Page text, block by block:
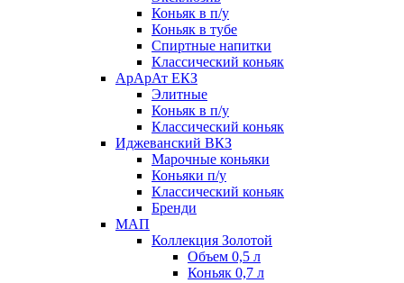
Коньяк в п/у
Коньяк в тубе
Спиртные напитки
Классический коньяк
АрАрАт ЕКЗ
Элитные
Коньяк в п/у
Классический коньяк
Иджеванский ВКЗ
Марочные коньяки
Коньяки п/у
Классический коньяк
Бренди
МАП
Коллекция Золотой
Объем 0,5 л
Коньяк 0,7 л